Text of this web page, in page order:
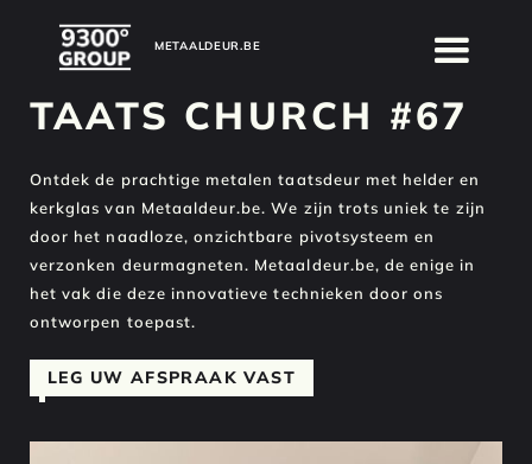
METAALDEUR.BE
METAALDEUR.BE
TAATS CHURCH #67
Ontdek de prachtige metalen taatsdeur met helder en
kerkglas van Metaaldeur.be. We zijn trots uniek te zijn
door het naadloze, onzichtbare pivotsysteem en
verzonken deurmagneten. Metaaldeur.be, de enige in
het vak die deze innovatieve technieken door ons
ontworpen toepast.
LEG UW AFSPRAAK VAST